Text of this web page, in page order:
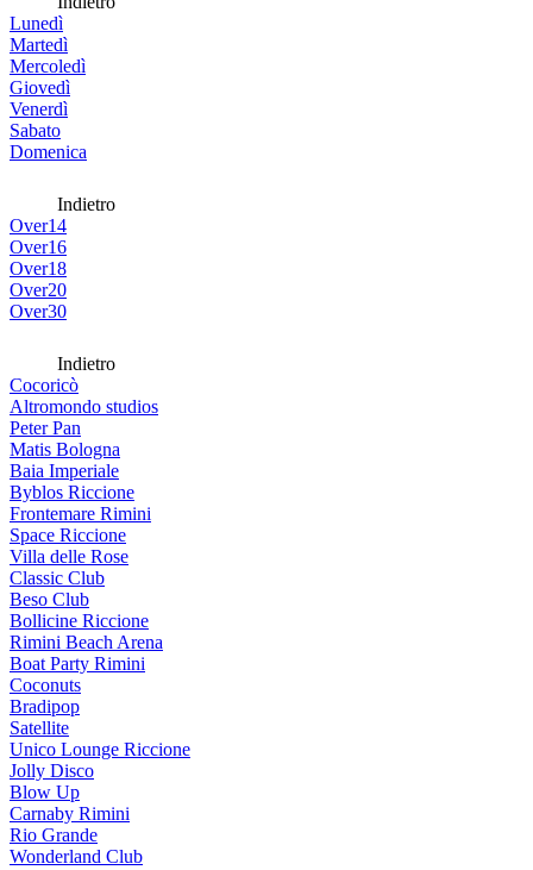
Lunedì
Martedì
Mercoledì
Giovedì
Venerdì
Sabato
Domenica
Indietro
Over14
Over16
Over18
Over20
Over30
Indietro
Cocoricò
Altromondo studios
Peter Pan
Matis Bologna
Baia Imperiale
Byblos Riccione
Frontemare Rimini
Space Riccione
Villa delle Rose
Classic Club
Beso Club
Bollicine Riccione
Rimini Beach Arena
Boat Party Rimini
Coconuts
Bradipop
Satellite
Unico Lounge Riccione
Jolly Disco
Blow Up
Carnaby Rimini
Rio Grande
Wonderland Club